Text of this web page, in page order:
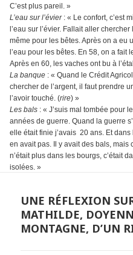
C’est plus pareil. »
L’eau sur l’évier: « Le confort, c’est
l’eau sur l’évier. Fallait aller
même pour les bêtes. Après on a eu
l’eau pour les bêtes. En 58, on a fait
Après en 60, les vaches ont bu à
La banque: « Quand le Crédit
chercher de l’argent, il faut prendre
l’avoir touché. (rire) »
Les bals: « J’suis mal tombée pour
années de guerre. Quand la guerre
elle était finie j’avais 20 ans. Et
en avait pas. Il y avait des bals, mais
n’était plus dans les bourgs, c’était
isolées. »
UNE RÉFLEXION
MATHILDE,
MONTAGNE, D’UN